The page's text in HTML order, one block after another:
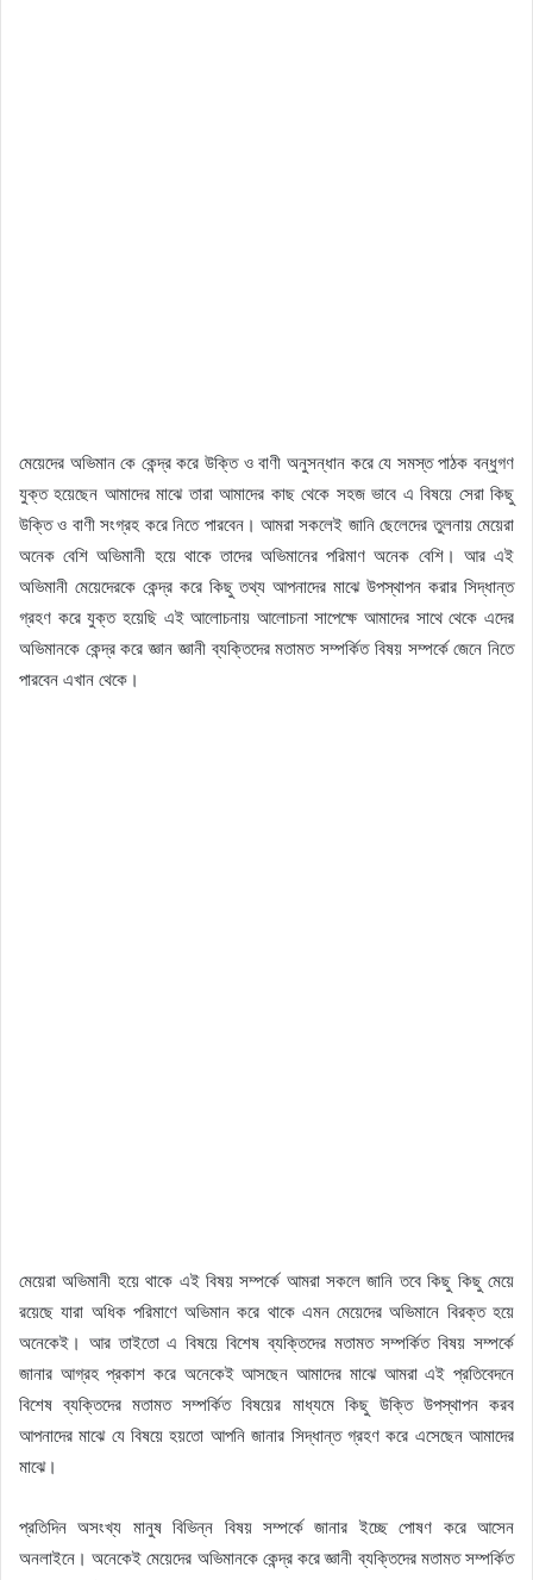
মেয়েদের অভিমান কে কেন্দ্র করে উক্তি ও বাণী অনুসন্ধান করে যে সমস্ত পাঠক বন্ধুগণ
যুক্ত হয়েছেন আমাদের মাঝে তারা আমাদের কাছ থেকে সহজ ভাবে এ বিষয়ে সেরা কিছু
উক্তি ও বাণী সংগ্রহ করে নিতে পারবেন। আমরা সকলেই জানি ছেলেদের তুলনায় মেয়েরা
অনেক বেশি অভিমানী হয়ে থাকে তাদের অভিমানের পরিমাণ অনেক বেশি। আর এই
অভিমানী মেয়েদেরকে কেন্দ্র করে কিছু তথ্য আপনাদের মাঝে উপস্থাপন করার সিদ্ধান্ত
গ্রহণ করে যুক্ত হয়েছি এই আলোচনায় আলোচনা সাপেক্ষে আমাদের সাথে থেকে এদের
অভিমানকে কেন্দ্র করে জ্ঞান জ্ঞানী ব্যক্তিদের মতামত সম্পর্কিত বিষয় সম্পর্কে জেনে নিতে
পারবেন এখান থেকে।
মেয়েরা অভিমানী হয়ে থাকে এই বিষয় সম্পর্কে আমরা সকলে জানি তবে কিছু কিছু মেয়ে
রয়েছে যারা অধিক পরিমাণে অভিমান করে থাকে এমন মেয়েদের অভিমানে বিরক্ত হয়ে
অনেকেই। আর তাইতো এ বিষয়ে বিশেষ ব্যক্তিদের মতামত সম্পর্কিত বিষয় সম্পর্কে
জানার আগ্রহ প্রকাশ করে অনেকেই আসছেন আমাদের মাঝে আমরা এই প্রতিবেদনে
বিশেষ ব্যক্তিদের মতামত সম্পর্কিত বিষয়ের মাধ্যমে কিছু উক্তি উপস্থাপন করব
আপনাদের মাঝে যে বিষয়ে হয়তো আপনি জানার সিদ্ধান্ত গ্রহণ করে এসেছেন আমাদের
মাঝে।
প্রতিদিন অসংখ্য মানুষ বিভিন্ন বিষয় সম্পর্কে জানার ইচ্ছে পোষণ করে আসেন
অনলাইনে। অনেকেই মেয়েদের অভিমানকে কেন্দ্র করে জ্ঞানী ব্যক্তিদের মতামত সম্পর্কিত